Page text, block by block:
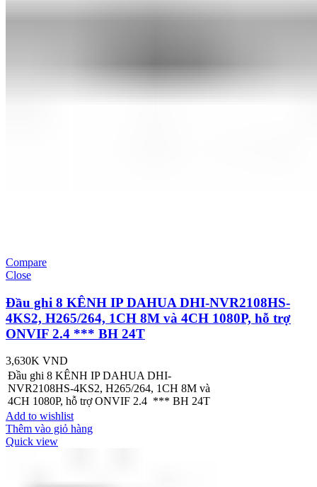
Compare
Close
Đầu ghi 8 KÊNH IP DAHUA DHI-NVR2108HS-
4KS2, H265/264, 1CH 8M và 4CH 1080P, hỗ trợ
ONVIF 2.4 *** BH 24T
3,630K VND
Đầu ghi 8 KÊNH IP DAHUA DHI-
NVR2108HS-4KS2, H265/264, 1CH 8M và
4CH 1080P, hỗ trợ ONVIF 2.4 *** BH 24T
Add to wishlist
Thêm vào giỏ hàng
Quick view